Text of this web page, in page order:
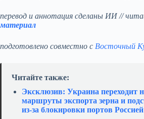
перевод и аннотация сделаны ИИ //
материал
подготовлено совместно с Восточный
Читайте также:
Эксклюзив: Украина переходит
маршруты экспорта зерна и
из‑за блокировки портов Россией